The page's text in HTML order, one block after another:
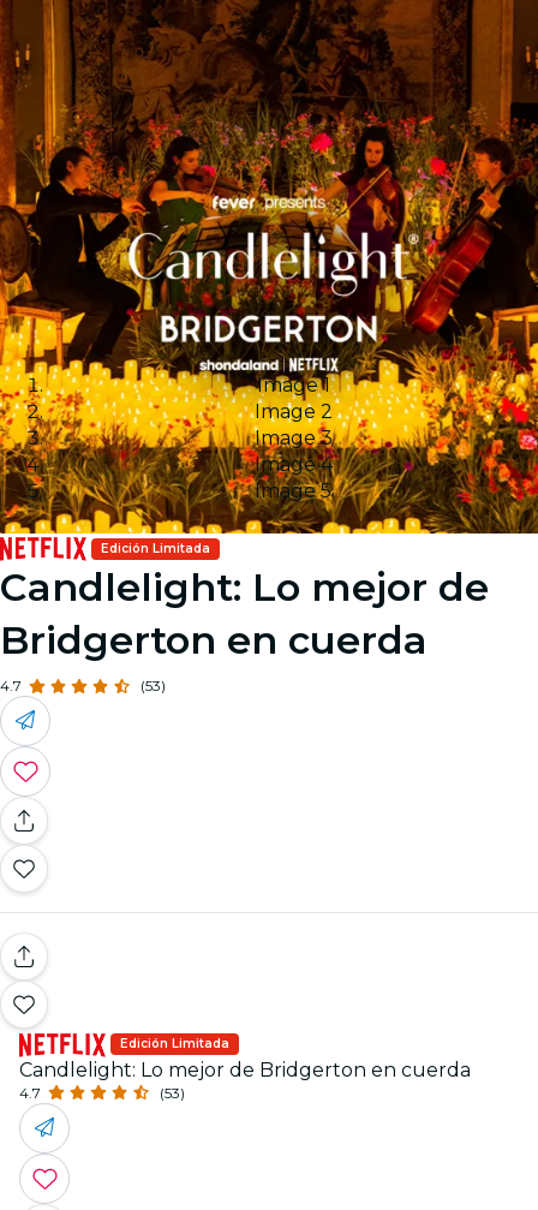
Image 1
Image 2
Image 3
Image 4
Image 5
Edición Limitada
Candlelight: Lo mejor de
Bridgerton en cuerda
4.7 (53)
Edición Limitada
Candlelight: Lo mejor de Bridgerton en cuerda
4.7 (53)